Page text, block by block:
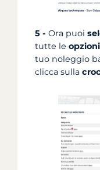
5 - Ora puoi
tutte le opzioni
tuo noleggio
clicca sulla